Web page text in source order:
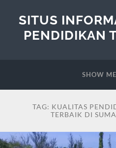
SITUS
PENDIDIKAN
SHOW
TAG: KUALITAS
TERBAIK DI